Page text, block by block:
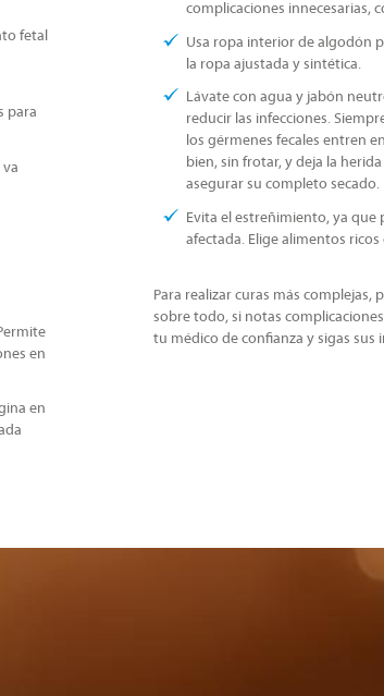
fetal
para
en
en
complicaciones innecesarias,
Usa ropa interior de algodón
la ropa ajustada y sintética.
Lávate con agua y jabón
reducir las infecciones.
los gérmenes fecales entren
bien, sin frotar, y deja la
asegurar su completo secado.
Evita el estreñimiento, ya que
afectada. Elige alimentos ricos
Para realizar curas más
sobre todo, si notas
tu médico de confianza y sigas sus